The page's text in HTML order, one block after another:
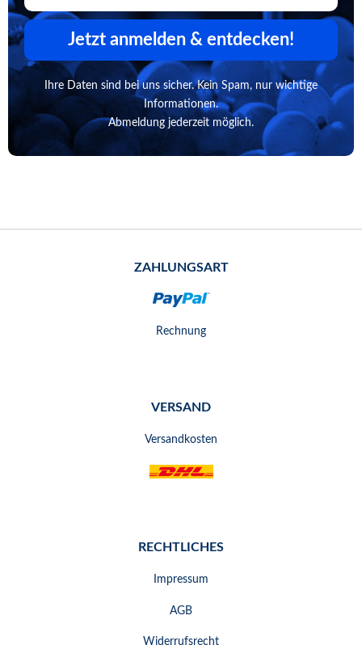
Jetzt anmelden & entdecken!
Ihre Daten sind bei uns sicher. Kein Spam, nur wichtige
Informationen.
Abmeldung jederzeit möglich.
ZAHLUNGSART
Rechnung
VERSAND
Versandkosten
RECHTLICHES
Impressum
AGB
Widerrufsrecht